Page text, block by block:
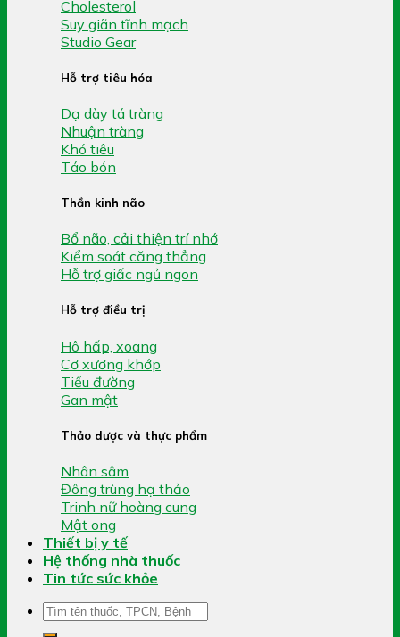
Cholesterol
Suy giãn tĩnh mạch
Studio Gear
Hỗ trợ tiêu hóa
Dạ dày tá tràng
Nhuận tràng
Khó tiêu
Táo bón
Thần kinh não
Bổ não, cải thiện trí nhớ
Kiểm soát căng thẳng
Hỗ trợ giấc ngủ ngon
Hỗ trợ điều trị
Hô hấp, xoang
Cơ xương khớp
Tiểu đường
Gan mật
Thảo dược và thực phẩm
Nhân sâm
Đông trùng hạ thảo
Trinh nữ hoàng cung
Mật ong
Thiết bị y tế
Hệ thống nhà thuốc
Tin tức sức khỏe
Tìm
kiếm: